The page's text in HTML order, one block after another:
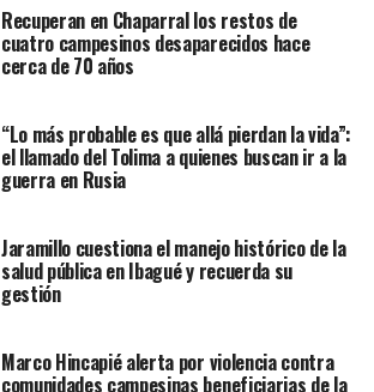
Recuperan en Chaparral los restos de
cuatro campesinos desaparecidos hace
cerca de 70 años
“Lo más probable es que allá pierdan la vida”:
el llamado del Tolima a quienes buscan ir a la
guerra en Rusia
Jaramillo cuestiona el manejo histórico de la
salud pública en Ibagué y recuerda su
gestión
Marco Hincapié alerta por violencia contra
comunidades campesinas beneficiarias de la